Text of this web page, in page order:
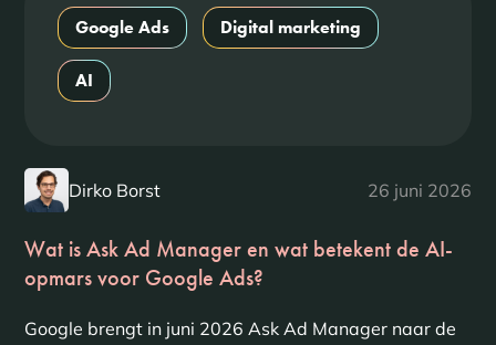
Google Ads Digital marketing
AI
Dirko Borst 26 juni 2026
Wat is Ask Ad Manager en wat betekent de AI-
opmars voor Google Ads?
Google brengt in juni 2026 Ask Ad Manager naar de